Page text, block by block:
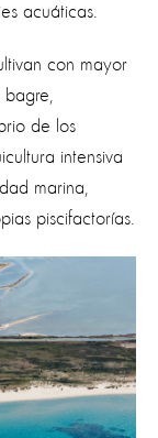
acuáticas.
con mayor
bagre,
de los
intensiva
marina,
piscifactorías.